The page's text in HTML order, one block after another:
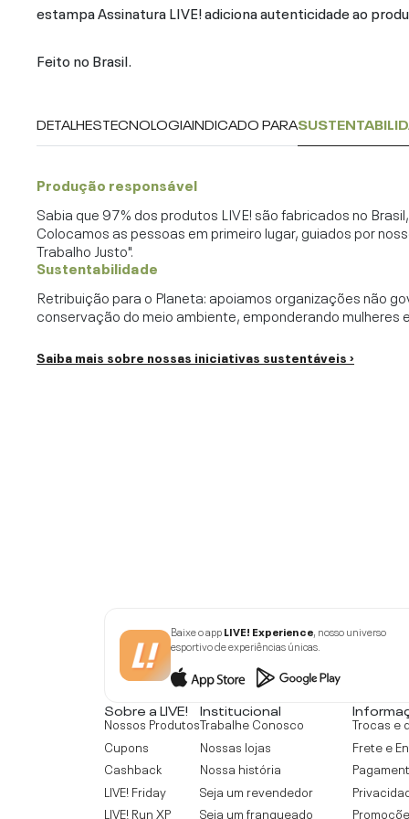
estampa Assinatura LIVE! adiciona autenticidade ao
Feito no Brasil.
DETALHESTECNOLOGIAINDICADO PARA
Produção responsável
Sabia que 97% dos produtos LIVE! são fabricados no
Colocamos as pessoas em primeiro lugar, guiados por
Trabalho Justo".
Sustentabilidade
Retribuição para o Planeta: apoiamos organizações não
conservação do meio ambiente, emponderando
Saiba mais sobre nossas iniciativas sustentáveis ›
Baixe o appLIVE! Experience, nosso universo
esportivo de experiências únicas.
Sobre a LIVE!
Nossos Produtos
Cupons
Cashback
LIVE! Friday
LIVE! Run XP
Institucional
Trabalhe Conosco
Nossas lojas
Nossa história
Seja um revendedor
Seja um franqueado
Trocas e
Frete e